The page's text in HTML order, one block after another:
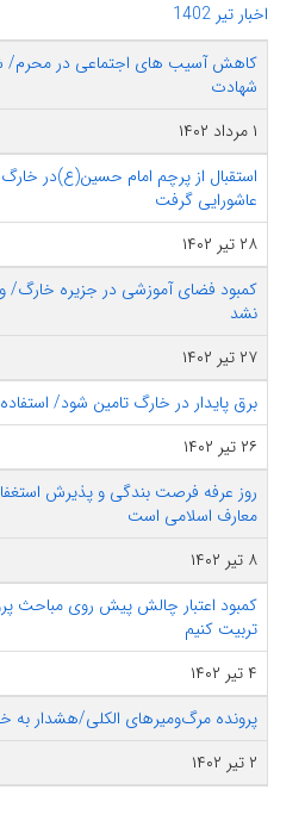
اخبار تیر 1402
کاهش آسیب های اجتماعی در محرم/
شهادت
۱ مرداد ۱۴۰۲
استقبال از پرچم امام حسین(ع)در
عاشورایی گرفت
۲۸ تیر ۱۴۰۲
کمبود فضای آموزشی در جزیره
نشد
۲۷ تیر ۱۴۰۲
برق پایدار در خارگ تامین شود/
۲۶ تیر ۱۴۰۲
روز عرفه فرصت بندگی و پذیرش
معارف اسلامی است
۸ تیر ۱۴۰۲
کمبود اعتبار چالش پیش روی مباحث
تربیت کنیم
۴ تیر ۱۴۰۲
پرونده مرگ‌ومیرهای الکلی/هشدار به
۲ تیر ۱۴۰۲